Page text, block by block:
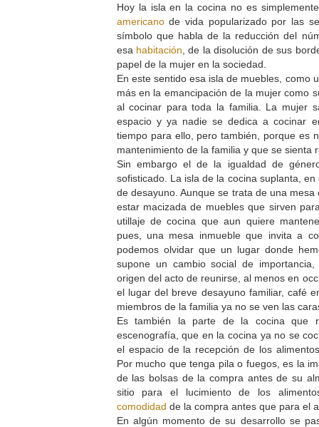
Hoy la isla en la cocina no es
americanode vida popularizado por las
símbolo que habla de la reducción del
esa habitación , de la disolución de sus
papel de la mujer en la sociedad.
En este sentido esa isla de muebles, como
más en la emancipación de la mujer como
al cocinar para toda la familia. La mujer
espacio y ya nadie se dedica a cocinar
tiempo para ello, pero también, porque es
mantenimiento de la familia y que se
Sin embargo el de la igualdad de
sofisticado. La isla de la cocina suplanta,
de desayuno. Aunque se trata de una
estar macizada de muebles que sirven
utillaje de cocina que aun quiere
pues, una mesa inmueble que invita a
podemos olvidar que un lugar donde
supone un cambio social de
origen del acto de reunirse, al menos en
el lugar del breve desayuno familiar, café
miembros de la familia ya no se ven las
Es también la parte de la cocina que
escenografía, que en la cocina ya no se
el espacio de la recepción de los
Por mucho que tenga pila o fuegos, es la
de las bolsas de la compra antes de su
sitio para el lucimiento de los
comodidad de la compra antes que para el
En algún momento de su desarrollo se